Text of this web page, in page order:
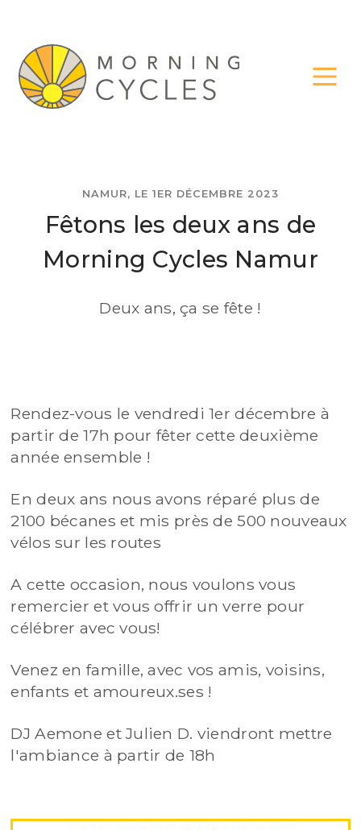
NAMUR, LE 1ER DÉCEMBRE 2023
Fêtons les deux ans de
Morning Cycles Namur
Deux ans, ça se fête !
Rendez-vous le vendredi 1er décembre à
partir de 17h pour fêter cette deuxième
année ensemble !
En deux ans nous avons réparé plus de
2100 bécanes et mis près de 500 nouveaux
vélos sur les routes
A cette occasion, nous voulons vous
remercier et vous offrir un verre pour
célébrer avec vous!
Venez en famille, avec vos amis, voisins,
enfants et amoureux.ses !
DJ Aemone et Julien D. viendront mettre
l'ambiance à partir de 18h